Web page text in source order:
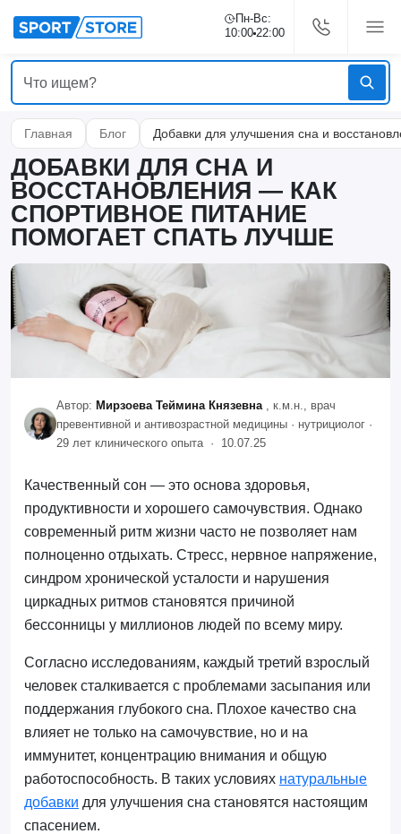
Пн-Вс:
10:00 22:00
Главная Блог Добавки для улучшения сна и
ДОБАВКИ ДЛЯ СНА И
ВОССТАНОВЛЕНИЯ — КАК
СПОРТИВНОЕ ПИТАНИЕ
ПОМОГАЕТ СПАТЬ ЛУЧШЕ
Автор: Мирзоева Теймина Князевна
, к.м.н., врач
превентивной и антивозрастной медицины · нутрициолог ·
29 лет клинического опыта · 10.07.25
Качественный сон — это основа здоровья,
продуктивности и хорошего самочувствия. Однако
современный ритм жизни часто не позволяет нам
полноценно отдыхать. Стресс, нервное напряжение,
синдром хронической усталости и нарушения
циркадных ритмов становятся причиной
бессонницы у миллионов людей по всему миру.
Согласно исследованиям, каждый третий взрослый
человек сталкивается с проблемами засыпания или
поддержания глубокого сна. Плохое качество сна
влияет не только на самочувствие, но и на
иммунитет, концентрацию внимания и общую
работоспособность. В таких условиях натуральные
добавки для улучшения сна становятся настоящим
спасением.